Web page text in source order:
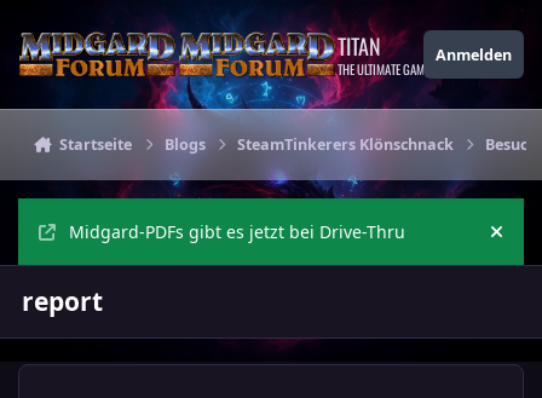
TITAN
THE ULTIMATE GAMING THEME
Anmelden
Startseite Blogs SteamTinkerers Klönschnack
Midgard-PDFs gibt es jetzt bei Drive-Thru
report